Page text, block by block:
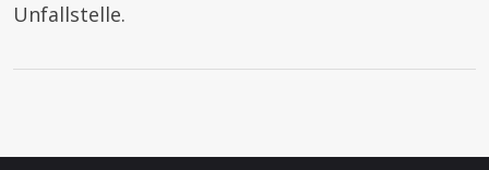
Unfallstelle.